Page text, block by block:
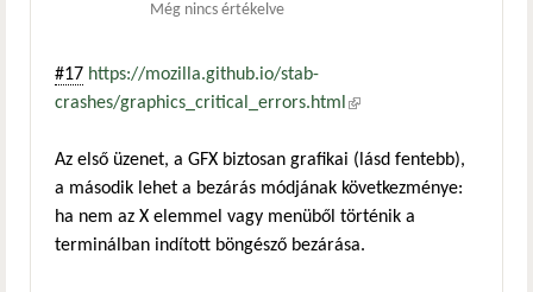
Még nincs értékelve
#17 https://mozilla.github.io/stab-
crashes/graphics_critical_errors.html (külső hivatkozás)
Az első üzenet, a GFX biztosan grafikai (lásd fentebb),
a második lehet a bezárás módjának következménye:
ha nem az X elemmel vagy menüből történik a
terminálban indított böngésző bezárása.